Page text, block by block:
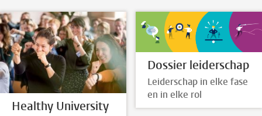
Healthy University
Dossier leiderschap
Leiderschap in elke fase
en in elke rol